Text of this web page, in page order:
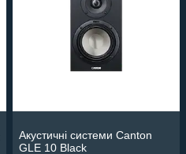
Акустичні системи Canton
GLE 10 Black